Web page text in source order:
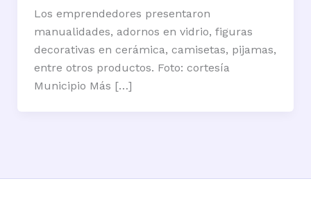
Los emprendedores presentaron
manualidades, adornos en vidrio, figuras
decorativas en cerámica, camisetas, pijamas,
entre otros productos. Foto: cortesía
Municipio Más […]